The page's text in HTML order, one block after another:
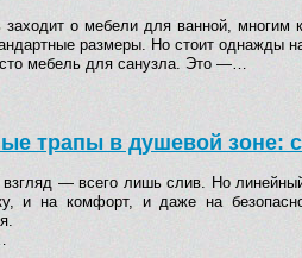
заходит о мебели для ванной,
размеры. Но стоит однажды
мебель для санузла. Это —…
трапы в душевой зоне:
— всего лишь слив. Но
и на комфорт, и даже на